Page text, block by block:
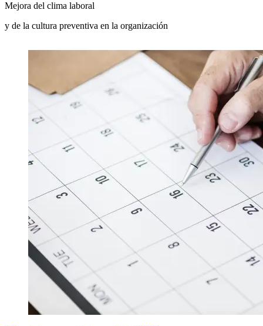
Mejora del clima laboral
y de la cultura preventiva en la organización